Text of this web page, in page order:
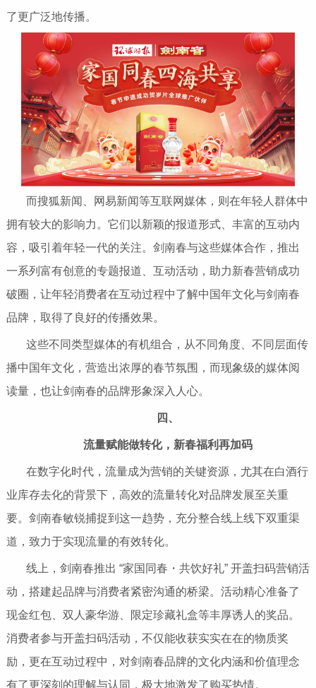
了更广泛地传播。
而搜狐新闻、网易新闻等互联网媒体，则在年轻人群体中
拥有较大的影响力。它们以新颖的报道形式、丰富的互动内
容，吸引着年轻一代的关注。剑南春与这些媒体合作，推出
一系列富有创意的专题报道、互动活动，助力新春营销成功
破圈，让年轻消费者在互动过程中了解中国年文化与剑南春
品牌，取得了良好的传播效果。
这些不同类型媒体的有机组合，从不同角度、不同层面传
播中国年文化，营造出浓厚的春节氛围，而现象级的媒体阅
读量，也让剑南春的品牌形象深入人心。
四、
流量赋能做转化，新春福利再加码
在数字化时代，流量成为营销的关键资源，尤其在白酒行
业库存去化的背景下，高效的流量转化对品牌发展至关重
要。剑南春敏锐捕捉到这一趋势，充分整合线上线下双重渠
道，致力于实现流量的有效转化。
线上，剑南春推出 “家国同春・共饮好礼” 开盖扫码营销活
动，搭建起品牌与消费者紧密沟通的桥梁。活动精心准备了
现金红包、双人豪华游、限定珍藏礼盒等丰厚诱人的奖品。
消费者参与开盖扫码活动，不仅能收获实实在在的物质奖
励，更在互动过程中，对剑南春品牌的文化内涵和价值理念
有了更深刻的理解与认同，极大地激发了购买热情。